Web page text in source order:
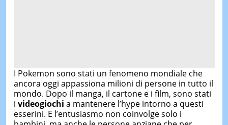
I Pokemon sono stati un fenomeno mondiale che
ancora oggi appassiona milioni di persone in tutto il
mondo. Dopo il manga, il cartone e i film, sono stati
i videogiochi a mantenere l’hype intorno a questi
esserini. E l’entusiasmo non coinvolge solo i